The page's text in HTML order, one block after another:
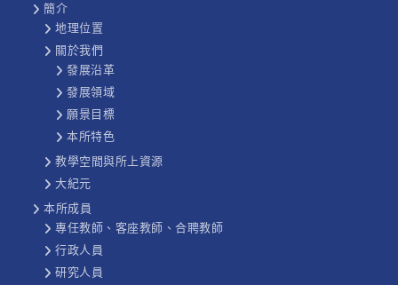
簡介
地理位置
關於我們
發展沿革
發展領域
願景目標
本所特色
教學空間與所上資源
大紀元
本所成員
專任教師、客座教師、合聘教師
行政人員
研究人員